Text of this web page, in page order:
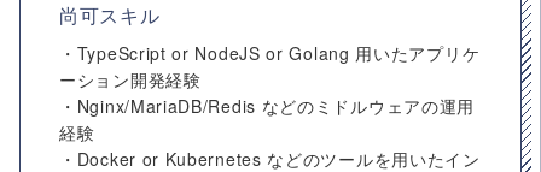
尚可スキル
・TypeScript or NodeJS or Golang 用いたアプリケ
ーション開発経験
・Nginx/MariaDB/Redis などのミドルウェアの運用
経験
・Docker or Kubernetes などのツールを用いたイン